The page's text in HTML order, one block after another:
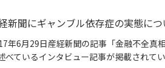
新聞にギャンブル依存症の実態に
年6月29日産経新聞の記事「金融不全真
べているインタビュー記事が掲載されてい